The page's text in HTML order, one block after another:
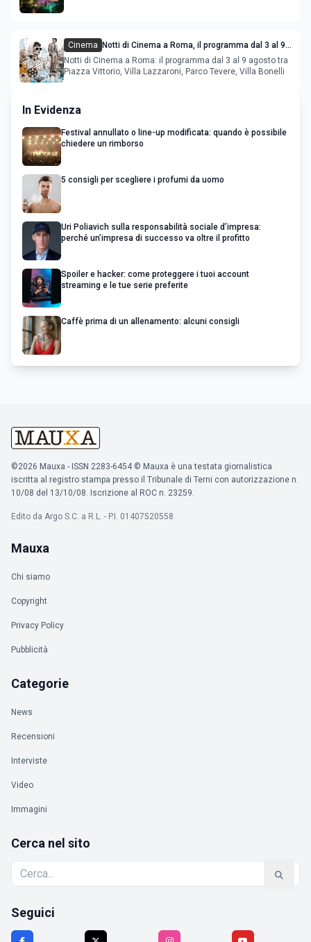
Cinema
Notti di Cinema a Roma, il programma dal 3 al 9
agosto
Notti di Cinema a Roma: il programma dal 3 al 9 agosto tra
Piazza Vittorio, Villa Lazzaroni, Parco Tevere, Villa Bonelli
In Evidenza
Festival annullato o line-up modificata: quando è possibile
chiedere un rimborso
5 consigli per scegliere i profumi da uomo
Uri Poliavich sulla responsabilità sociale d’impresa:
perché un’impresa di successo va oltre il profitto
Spoiler e hacker: come proteggere i tuoi account
streaming e le tue serie preferite
Caffè prima di un allenamento: alcuni consigli
©2026 Mauxa - ISSN 2283-6454 © Mauxa è una testata giornalistica
iscritta al registro stampa presso il Tribunale di Terni con autorizzazione n.
10/08 del 13/10/08. Iscrizione al ROC n. 23259.
Edito da Argo S.C. a R.L. - P.I. 01407520558
Mauxa
Chi siamo
Copyright
Privacy Policy
Pubblicità
Categorie
News
Recensioni
Interviste
Video
Immagini
Cerca nel sito
Seguici